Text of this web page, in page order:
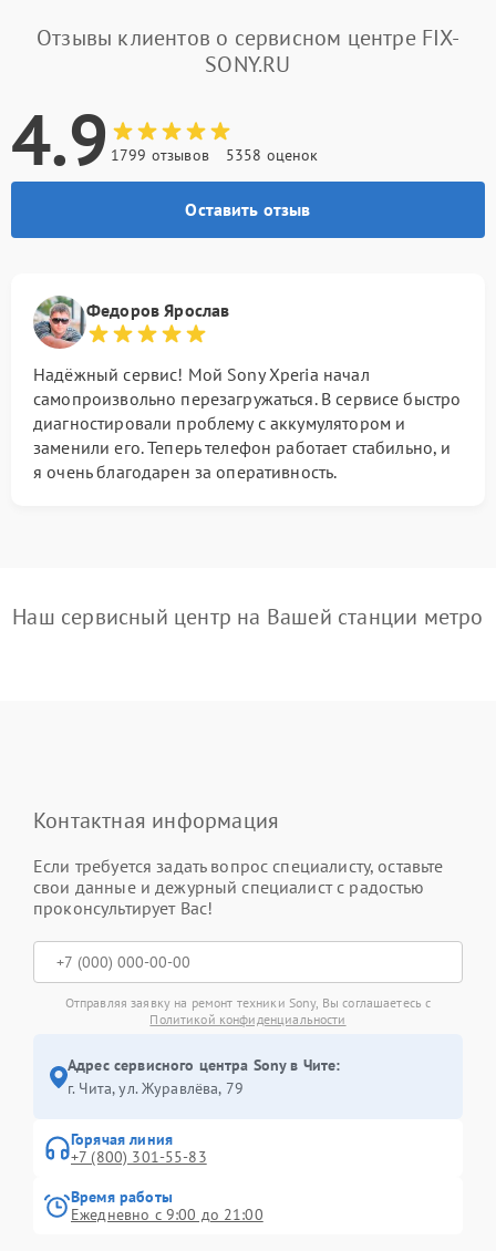
Отзывы клиентов о сервисном центре FIX-
SONY.RU
4.9 1799 отзывов 5358 оценок
Оставить отзыв
Федоров Ярослав
Надёжный сервис! Мой Sony Xperia начал
самопроизвольно перезагружаться. В сервисе быстро
диагностировали проблему с аккумулятором и
заменили его. Теперь телефон работает стабильно, и
я очень благодарен за оперативность.
Наш сервисный центр на Вашей станции метро
Контактная информация
Если требуется задать вопрос специалисту, оставьте
свои данные и дежурный специалист с радостью
проконсультирует Вас!
Отправляя заявку на ремонт техники Sony, Вы соглашаетесь с
Политикой конфиденциальности
Адрес сервисного центра Sony в Чите:
г. Чита, ул. Журавлёва, 79
Горячая линия
+7 (800) 301-55-83
Время работы
Ежедневно с 9:00 до 21:00